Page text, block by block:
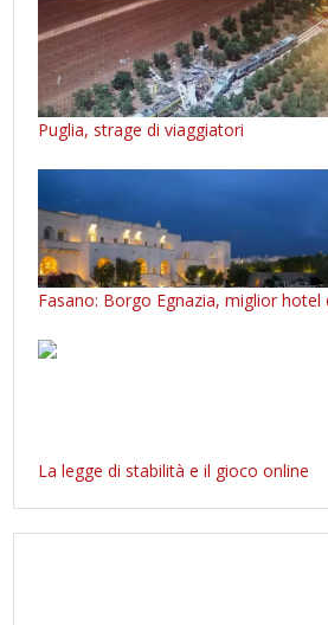
Puglia, strage di viaggiatori
Fasano: Borgo Egnazia, miglior hotel
La legge di stabilità e il gioco online